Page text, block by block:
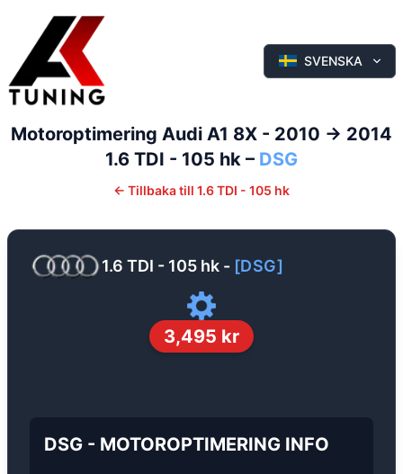
SVENSKA
Motoroptimering Audi A1 8X - 2010 -> 2014
1.6 TDI - 105 hk – DSG
← Tillbaka till 1.6 TDI - 105 hk
1.6 TDI - 105 hk - [DSG]
3,495 kr
DSG - MOTOROPTIMERING INFO